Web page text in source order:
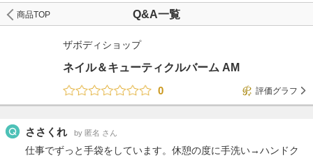
Q&A一覧
商品TOP
ザボディショップ
ネイル＆キューティクルバーム AM
0
評価グラフ
ささくれ by 匿名 さん
仕事でずっと手袋をしています。休憩の度に手洗い→ハンドク